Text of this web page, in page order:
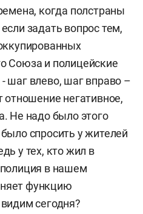
когда полстраны
задать вопрос тем,
Союза и полицейские
шаг влево, шаг вправо –
отношение негативное,
Не надо было этого
спросить у жителей
у тех, кто жил в
в нашем
функцию
сегодня?